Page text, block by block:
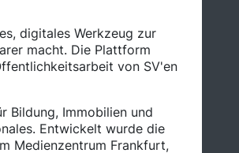
digitales Werkzeug zur
macht. Die Plattform
von SV'en
Bildung, Immobilien und
Entwickelt wurde die
Medienzentrum Frankfurt,